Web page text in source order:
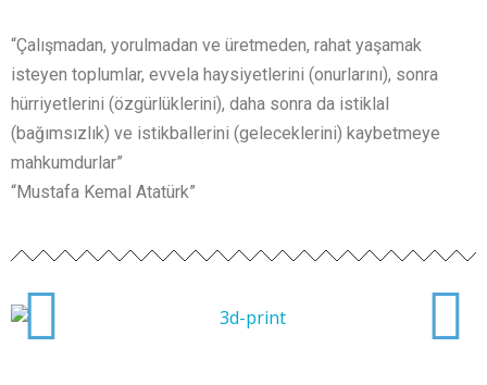
“Çalışmadan, yorulmadan ve üretmeden, rahat yaşamak
isteyen toplumlar, evvela haysiyetlerini (onurlarını), sonra
hürriyetlerini (özgürlüklerini), daha sonra da istiklal
(bağımsızlık) ve istikballerini (geleceklerini) kaybetmeye
mahkumdurlar”
“Mustafa Kemal Atatürk”